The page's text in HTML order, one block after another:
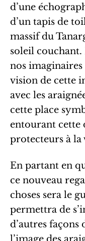
d’une
d’un tapis de
massif du
soleil couchant.
nos imaginaires
vision de cette
avec les
cette place
entourant cette
protecteurs à la
En partant en
ce nouveau
choses sera le
permettra de
d’autres façons